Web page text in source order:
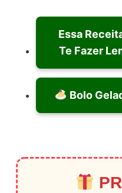
Essa
Te Fazer
Bolo